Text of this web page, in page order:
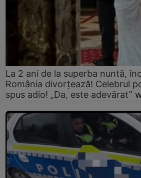
La 2 ani de la superba nuntă,
România divorțează! Celebrul
spus adio! „Da, este adevărat”